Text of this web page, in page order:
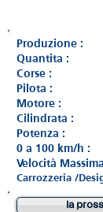
Produzione :
Quantita :
Corse :
Pilota :
Motore :
Cilindrata :
Potenza :
0 a 100 km/h :
Velocità
Carrozzeria /
la